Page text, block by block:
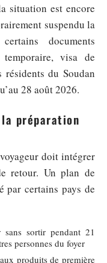
situation est encore
suspendu la
documents
visa de
du Soudan
28 août 2026.
préparation
doit intégrer
retour. Un plan de
par certains pays de
sortir pendant 21
personnes du foyer
produits de première